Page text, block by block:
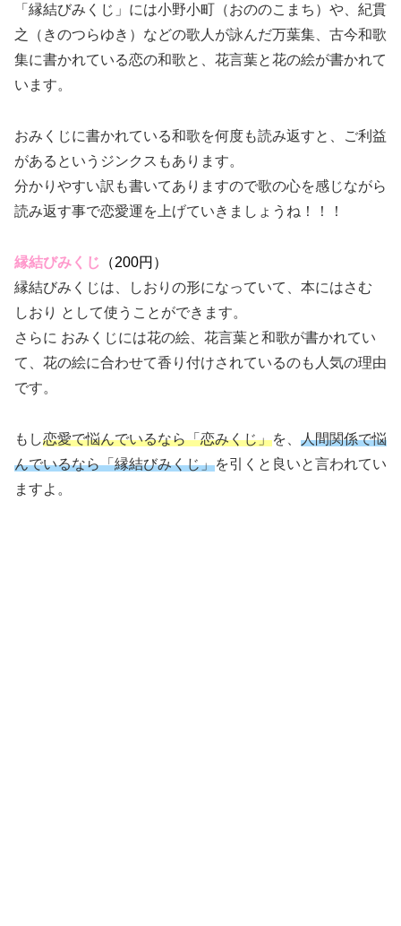
「縁結びみくじ」には小野小町（おののこまち）や、紀貫
之（きのつらゆき）などの歌人が詠んだ万葉集、古今和歌
集に書かれている恋の和歌と、花言葉と花の絵が書かれて
います。
おみくじに書かれている和歌を何度も読み返すと、ご利益
があるというジンクスもあります。
分かりやすい訳も書いてありますので歌の心を感じながら
読み返す事で恋愛運を上げていきましょうね！！！
縁結びみくじ
（200円）
縁結びみくじは、しおりの形になっていて、本にはさむ
しおり として使うことができます。
さらに おみくじには花の絵、花言葉と和歌が書かれてい
て、花の絵に合わせて香り付けされているのも人気の理由
です。
もし恋愛で悩んでいるなら「恋みくじ」を、 人間関係で悩
んでいるなら「縁結びみくじ」を引くと良いと言われてい
ますよ。